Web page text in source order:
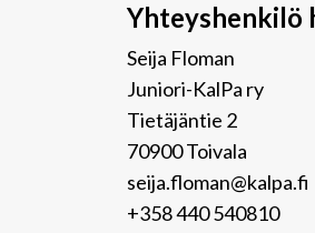
Yhteyshenkilö
Seija Floman
Juniori-KalPa ry
Tietäjäntie 2
70900 Toivala
seija.floman@kalpa.fi
+358 440 540810